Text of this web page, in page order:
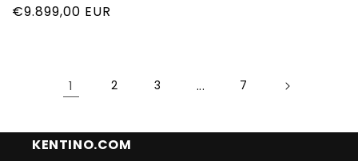
السعر
€9.899,00 EUR
1 2 3 ... 7
KENTINO.COM